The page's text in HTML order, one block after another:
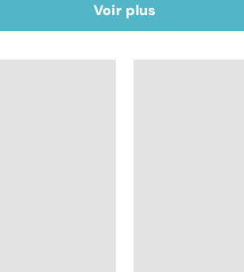
Voir plus